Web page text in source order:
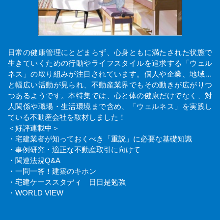
日常の健康管理にとどまらず、心身ともに満たされた状態で
生きていくための行動やライフスタイルを追求する「ウェル
ネス」の取り組みが注目されています。個人や企業、地域…
と幅広い活動が見られ、不動産業界でもその動きが広がりつ
つあるようです。本特集では、心と体の健康だけでなく、対
人関係や職場・生活環境まで含め、「ウェルネス」を実践し
ている不動産会社を取材しました！
＜好評連載中＞
・宅建業者が知っておくべき「重説」に必要な基礎知識
・事例研究・適正な不動産取引に向けて
・関連法規Q&A
・一問一答！建築のキホン
・宅建ケーススタディ 日日是勉強
・WORLD VIEW